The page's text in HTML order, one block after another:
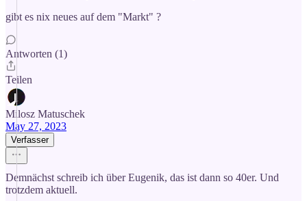
gibt es nix neues auf dem "Markt" ?
Antworten (1)
Teilen
Milosz Matuschek
May 27, 2023
Verfasser
Demnächst schreib ich über Eugenik, das ist dann so 40er. Und
trotzdem aktuell.